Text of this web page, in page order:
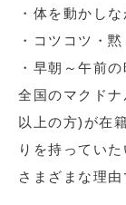
・体を動かし
・コツコツ・
・早朝～午前
全国のマクド
以上の方)が在
りを持ってい
さまざまな理由